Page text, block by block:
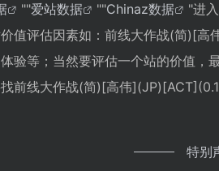
""爱站数据 ""Chinaz数据
"进
值评估因素如：前线大作战(简)[
验等；当然要评估一个站的价值，
前线大作战(简)[高伟
特别